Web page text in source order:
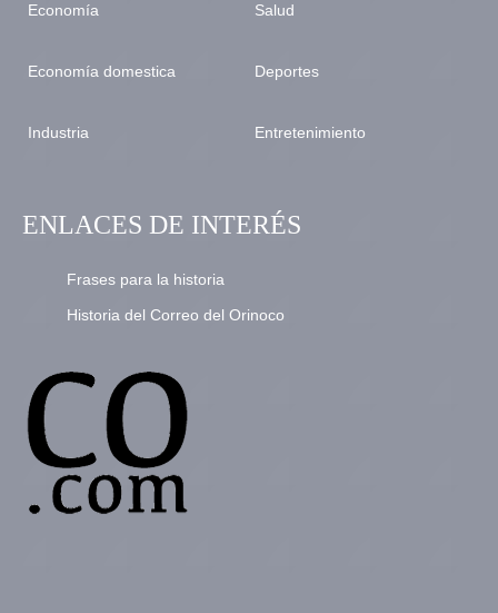
Economía
Economía domestica
Industria
Salud
Deportes
Entretenimiento
ENLACES DE INTERÉS
Frases para la historia
Historia del Correo del Orinoco